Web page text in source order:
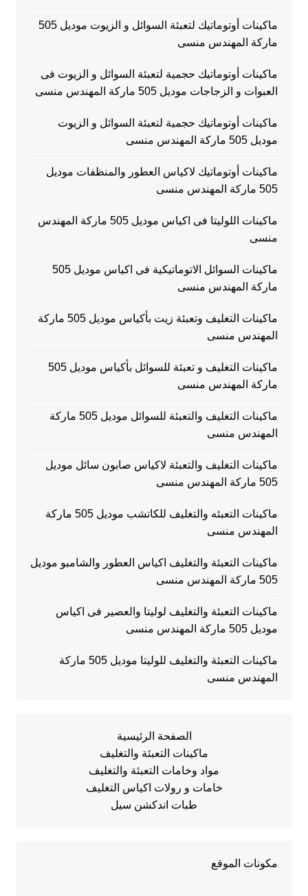
ماكينات أوتوماتيك لتعبئة السوائل و الزيوت موديل 505
ماركة المهندس منسى
ماكينات أوتوماتيك حجمية لتعبئة السوائل و الزيوت فى
العبوات و الزجاجات موديل 505 ماركة المهندس منسى
ماكينات أوتوماتيك حجمية لتعبئة السوائل و الزيوت
موديل 505 ماركة المهندس منسى
ماكينات أوتوماتيك لاكياس العطور والمنظفات موديل
505 ماركة المهندس منسى
ماكينات اللوليتا فى اكياس موديل 505 ماركة المهندس
منسى
ماكينات السوائل الاتوماتيكية فى اكياس موديل 505
ماركة المهندس منسى
ماكينات التغليف وتعبئة زيت بأكياس موديل 505 ماركة
المهندس منسى
ماكينات التغليف و تعبئة للسوائل بأكياس موديل 505
ماركة المهندس منسى
ماكينات التغليف والتعبئة للسوائل موديل 505 ماركة
المهندس منسى
ماكينات التغليف والتعبئة لاكياس صابون سائل موديل
505 ماركة المهندس منسى
ماكينات التعبئه والتغليف للكاتشب موديل 505 ماركة
المهندس منسى
ماكينات التعبئة والتغليف اكياس العطور والشامبو موديل
505 ماركة المهندس منسى
ماكينات التعبئة والتغليف لوليتا والعصير فى اكياس
موديل 505 ماركة المهندس منسى
ماكينات التعبئة والتغليف للوليتا موديل 505 ماركة
المهندس منسى
الصفحة الرئيسية
ماكينات التعبئة والتغليف
مواد وخامات التعبئة والتغليف
خامات و رولات اكياس التغليف
طبات اندكشن سيل
مكونات الموقع